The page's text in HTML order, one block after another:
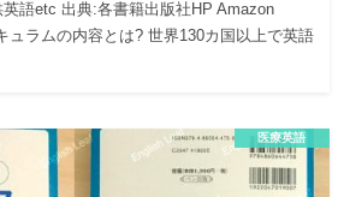
語etc 出典:各書籍出版社HP Amazon
ュラムの内容とは? 世界130カ国以上で英語
医療英語